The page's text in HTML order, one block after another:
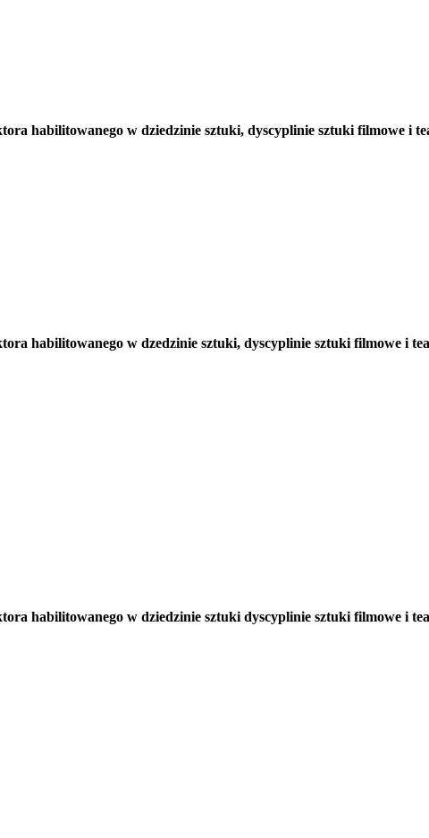
habilitowanego w dziedzinie sztuki, dyscyplinie sztuki filmowe i
habilitowanego w dzedzinie sztuki, dyscyplinie sztuki filmowe i
habilitowanego w dziedzinie sztuki dyscyplinie sztuki filmowe i